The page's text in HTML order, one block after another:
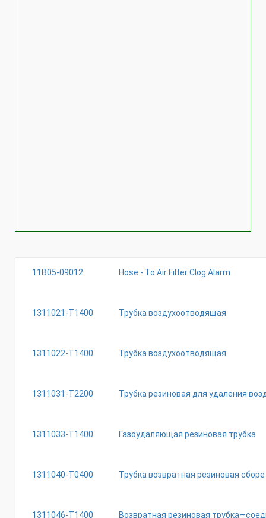
11B05-09012 Hose - To Air Filter Clog Alarm
1311021-T1400 Трубка воздухоотводящая
1311022-T1400 Трубка воздухоотводящая
1311031-T2200 Трубка резиновая для удаления
1311033-T1400 Газоудаляющая резиновая трубка
1311040-T0400 Трубка возвратная резиновая сборе
1311046-T1400 Возвратная резиновая